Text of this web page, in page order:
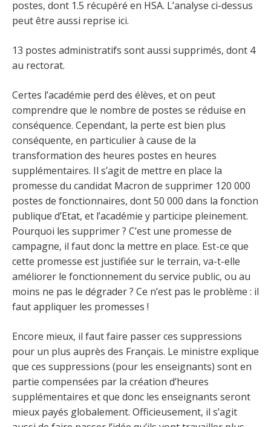
postes, dont 1.5 récupéré en HSA. L’analyse ci-dessus
peut être aussi reprise ici.
13 postes administratifs sont aussi supprimés, dont 4
au rectorat.
Certes l’académie perd des élèves, et on peut
comprendre que le nombre de postes se réduise en
conséquence. Cependant, la perte est bien plus
conséquente, en particulier à cause de la
transformation des heures postes en heures
supplémentaires. Il s’agit de mettre en place la
promesse du candidat Macron de supprimer 120 000
postes de fonctionnaires, dont 50 000 dans la fonction
publique d’Etat, et l’académie y participe pleinement.
Pourquoi les supprimer ? C’est une promesse de
campagne, il faut donc la mettre en place. Est-ce que
cette promesse est justifiée sur le terrain, va-t-elle
améliorer le fonctionnement du service public, ou au
moins ne pas le dégrader ? Ce n’est pas le problème : il
faut appliquer les promesses !
Encore mieux, il faut faire passer ces suppressions
pour un plus auprès des Français. Le ministre explique
que ces suppressions (pour les enseignants) sont en
partie compensées par la création d’heures
supplémentaires et que donc les enseignants seront
mieux payés globalement. Officieusement, il s’agit